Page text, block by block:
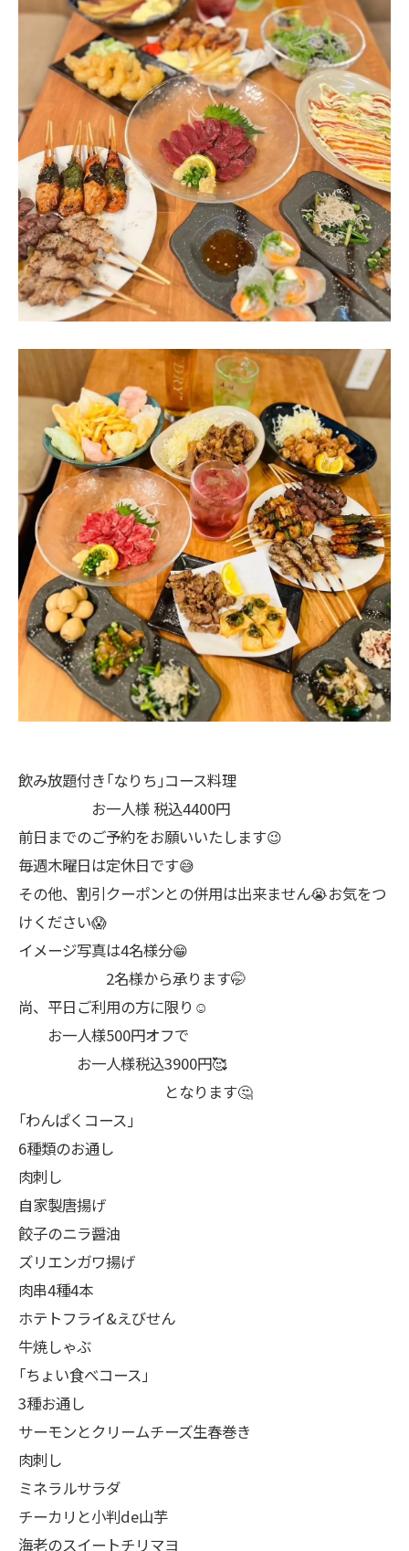
飲み放題付き｢なりち｣コース料理
お一人様 税込4400円
前日までのご予約をお願いいたします😉
毎週木曜日は定休日です😅
その他、割引クーポンとの併用は出来ません😭お気をつ
けください😱
イメージ写真は4名様分😁
2名様から承ります🤭
尚、平日ご利用の方に限り☺️
お一人様500円オフで
お一人様税込3900円🥰
となります🤔
｢わんぱくコース｣
6種類のお通し
肉刺し
自家製唐揚げ
餃子のニラ醤油
ズリエンガワ揚げ
肉串4種4本
ホテトフライ&えびせん
牛焼しゃぶ
｢ちょい食べコース｣
3種お通し
サーモンとクリームチーズ生春巻き
肉刺し
ミネラルサラダ
チーカリと小判de山芋
海老のスイートチリマヨ